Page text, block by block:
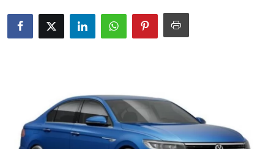
Sorgulamalar
Elektrikli & Hibrit
Kiralama & Filo